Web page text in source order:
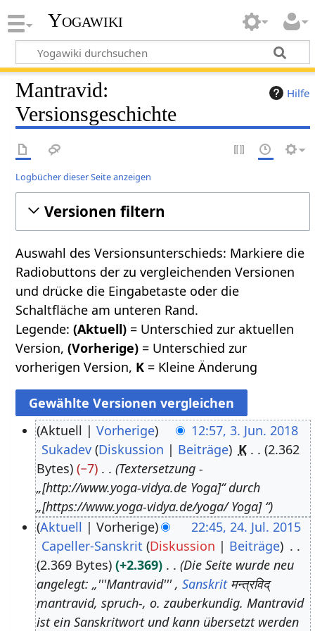
Yogawiki
Hilfe
Mantravid:
Versionsgeschichte
Logbücher dieser Seite anzeigen
Versionen filtern
Auswahl des Versionsunterschieds: Markiere die
Radiobuttons der zu vergleichenden Versionen
und drücke die Eingabetaste oder die
Schaltfläche am unteren Rand.
Legende:(Aktuell) = Unterschied zur aktuellen
Version,(Vorherige) = Unterschied zur
vorherigen Version, K = Kleine Änderung
n
Aktuell Vorherige
12:57, 3. Jun. 2018
Sukadev Diskussion Beiträge K
2.362
Bytes
−7
Textersetzung -
„[http://www.yoga-vidya.de Yoga]“ durch
„[https://www.yoga-vidya.de/yoga/ Yoga] “
Aktuell Vorherige
22:45, 24. Jul. 2015
Capeller-Sanskrit Diskussion
Beiträge
2.369 Bytes
+2.369
Die Seite wurde neu
angelegt: „'''Mantravid''' , Sanskritमन्त्रविद्
mantravid, spruch-, o. zauberkundig. Mantravid
ist ein Sanskritwort und kann übersetzt werden